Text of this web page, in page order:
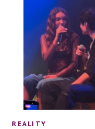
REALITY